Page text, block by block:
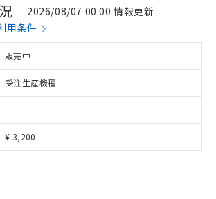
2026/08/07 00:00 情報更新
用条件
販売中
受注生産機種
¥ 3,200